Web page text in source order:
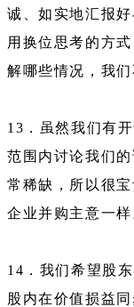
诚、如实地汇报
用换位思考的方
解哪些情况，我
13．虽然我们有
范围内讨论我们
常稀缺，所以很
企业并购主意一样
14．我们希望股
股内在价值损益同